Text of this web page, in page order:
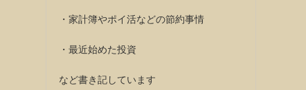
・家計簿やポイ活などの節約事情
・最近始めた投資
など書き記しています